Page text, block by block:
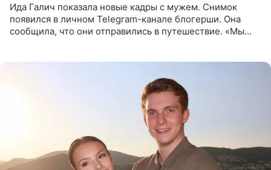
Ида Галич показала новые кадры с мужем. Снимок
появился в личном Telegram-канале блогерши. Она
сообщила, что они отправились в путешествие. «Мы